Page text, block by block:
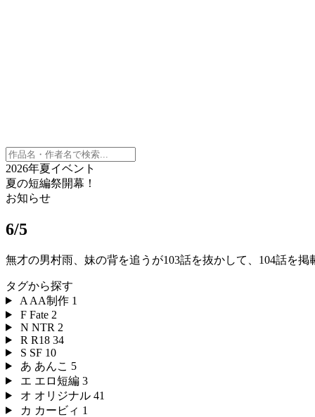
2026年夏イベント
夏の短編祭開幕！
お知らせ
6/5
無才の男村雨、妹の背を追うが103話を抜かして、104話を
タグから探す
A AA制作 1
F Fate 2
N NTR 2
R R18 34
S SF 10
あ あんこ 5
エ エロ短編 3
オ オリジナル 41
カ カービィ 1